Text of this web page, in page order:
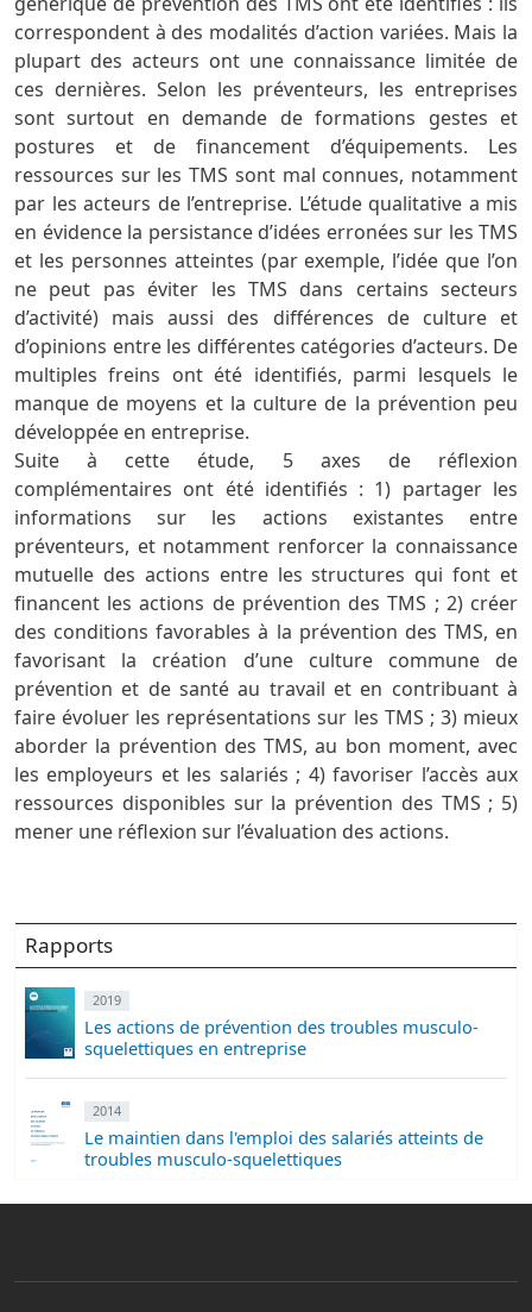
correspondent à des modalités d’action variées. Mais la
plupart des acteurs ont une connaissance limitée de
ces dernières. Selon les préventeurs, les entreprises
sont surtout en demande de formations gestes et
postures et de financement d’équipements. Les
ressources sur les TMS sont mal connues, notamment
par les acteurs de l’entreprise. L’étude qualitative a mis
en évidence la persistance d’idées erronées sur les TMS
et les personnes atteintes (par exemple, l’idée que l’on
ne peut pas éviter les TMS dans certains secteurs
d’activité) mais aussi des différences de culture et
d’opinions entre les différentes catégories d’acteurs. De
multiples freins ont été identifiés, parmi lesquels le
manque de moyens et la culture de la prévention peu
développée en entreprise.
Suite à cette étude, 5 axes de réflexion
complémentaires ont été identifiés : 1) partager les
informations sur les actions existantes entre
préventeurs, et notamment renforcer la connaissance
mutuelle des actions entre les structures qui font et
financent les actions de prévention des TMS ; 2) créer
des conditions favorables à la prévention des TMS, en
favorisant la création d’une culture commune de
prévention et de santé au travail et en contribuant à
faire évoluer les représentations sur les TMS ; 3) mieux
aborder la prévention des TMS, au bon moment, avec
les employeurs et les salariés ; 4) favoriser l’accès aux
ressources disponibles sur la prévention des TMS ; 5)
mener une réflexion sur l’évaluation des actions.
Rapports
2019
Les actions de prévention des troubles musculo-
squelettiques en entreprise
2014
Le maintien dans l'emploi des salariés atteints de
troubles musculo-squelettiques